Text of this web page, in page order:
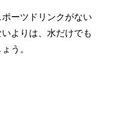
ーツドリンクがない
よりは、水だけでも
う。